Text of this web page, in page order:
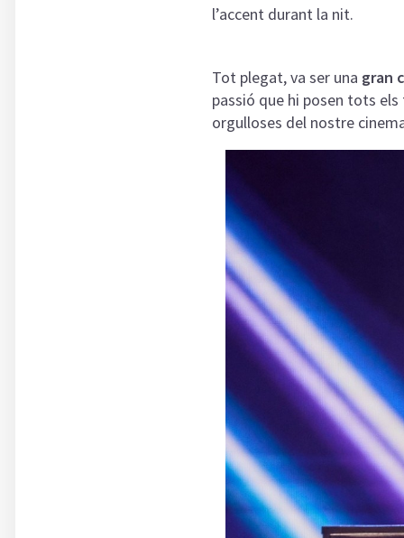
l’accent durant la nit.
Tot plegat, va ser una gran
passió que hi posen tots
orgulloses del nostre